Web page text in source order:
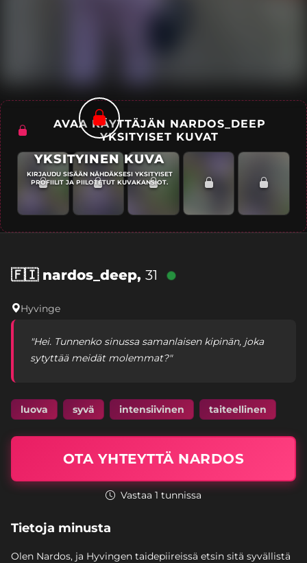
YKSITYINEN KUVA
KIRJAUDU SISÄÄN NÄHDÄKSESI YKSITYISET
PROFIILIT JA PIILOTETUT KUVAKANSIOT.
AVAA KÄYTTÄJÄN NARDOS_DEEP
YKSITYISET KUVAT
🇫🇮nardos_deep, 31
Hyvinge
"Hei. Tunnenko sinussa samanlaisen kipinän, joka
sytyttää meidät molemmat?"
luova syvä intensiivinen taiteellinen
OTA YHTEYTTÄ NARDOS
Vastaa 1 tunnissa
Tietoja minusta
Olen Nardos, ja Hyvingen taidepiireissä etsin sitä syvällistä